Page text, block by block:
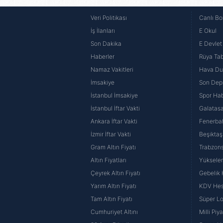
Çerezlere ilişkin tercihlerinizi
Çerez
6698 sayılı Kişisel Verilerin
mevzuata uygun olarak
Veri Politikası
İş İlanları
Son Dakika
Haberler
Namaz Vakitleri
İmsakiye
İstanbul İmsakiye
İstanbul İftar Vakti
Ankara İftar Vakti
İzmir İftar Vakti
Gram Altın Fiyatı
Altın Fiyatları
Çeyrek Altın Fiyatı
Yarım Altın Fiyatı
Tam Altın Fiyatı
Cumhuriyet Altını
Canlı
E Okul
E
Rüya
Hava
Son
Spor
Gebelik
KDV
Süper
Milli